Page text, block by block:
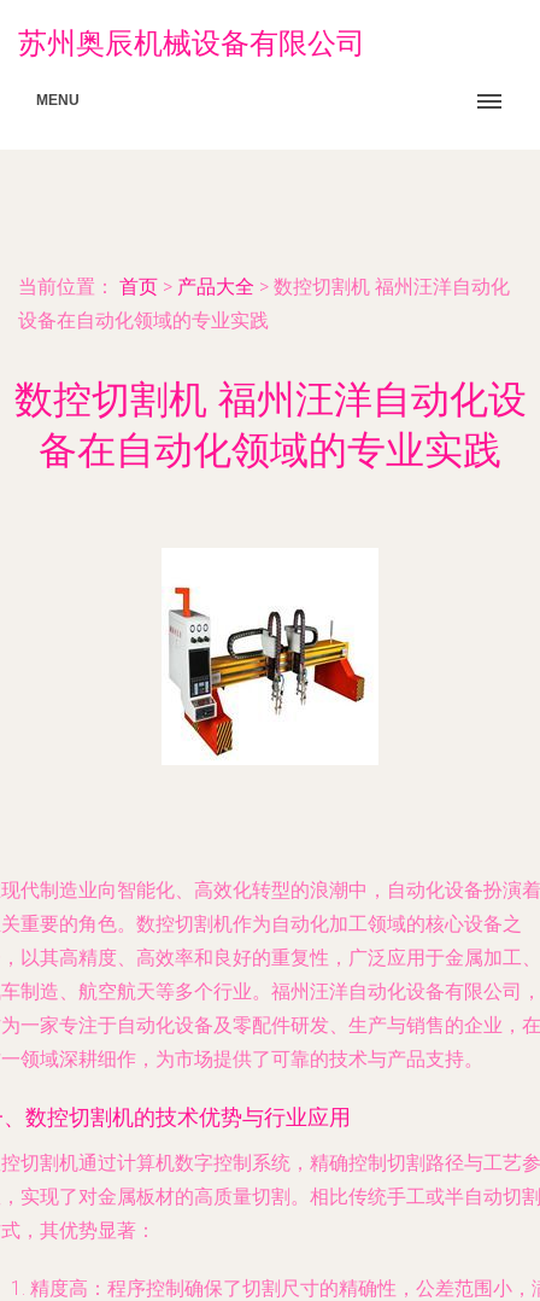
苏州奥辰机械设备有限公司
MENU
当前位置： 首页 > 产品大全 > 数控切割机 福州汪洋自动化
设备在自动化领域的专业实践
数控切割机 福州汪洋自动化设
备在自动化领域的专业实践
代制造业向智能化、高效化转型的浪潮中，自动化设备扮演着
重要的角色。数控切割机作为自动化加工领域的核心设备之
以其高精度、高效率和良好的重复性，广泛应用于金属加工、
制造、航空航天等多个行业。福州汪洋自动化设备有限公司，
一家专注于自动化设备及零配件研发、生产与销售的企业，在
领域深耕细作，为市场提供了可靠的技术与产品支持。
数控切割机的技术优势与行业应用
切割机通过计算机数字控制系统，精确控制切割路径与工艺参
实现了对金属板材的高质量切割。相比传统手工或半自动切割
，其优势显著：
精度高 ：程序控制确保了切割尺寸的精确性，公差范围小，